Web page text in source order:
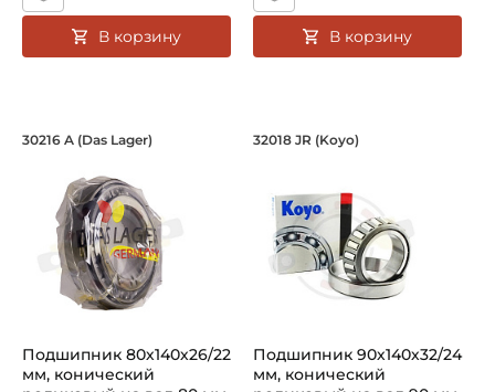
В корзину В корзину
Подшипник 80х140х26/22 мм,
30216 A (Das Lager)
Подшипник 80х140х26/22
мм, конический
Подшипник
32018 JR (Koyo)
Подшипник 90х140х32/24
мм, конический